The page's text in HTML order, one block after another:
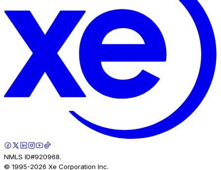
NMLS ID#920968.
© 1995-2026 Xe Corporation Inc.